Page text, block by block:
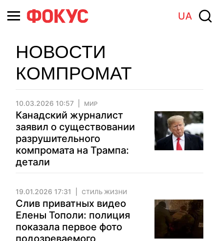
UA
НОВОСТИ
КОМПРОМАТ
10.03.2026 10:57 МИР
Канадский журналист
заявил о существовании
разрушительного
компромата на Трампа:
детали
19.01.2026 17:31 СТИЛЬ ЖИЗНИ
Слив приватных видео
Елены Тополи: полиция
показала первое фото
подозреваемого